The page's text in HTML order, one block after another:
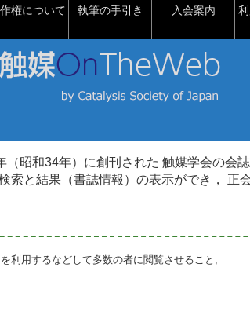
権について 執筆の手引き 入会案内
昭和34年）に創刊された 触媒学会の会誌
索と結果（書誌情報）の表示ができ， 正
利用するなどして多数の者に閲覧させること,